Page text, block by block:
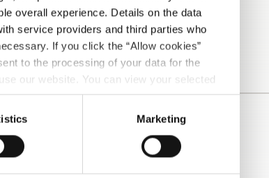
overall experience. Details on the data
service providers and third parties who
If you click the “Allow cookies”
to the processing of your data for the
our website. You can view your selected
the fingerprint button at the bottom left of
Marketing